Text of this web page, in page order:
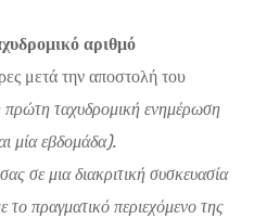
αριθμό
μετά την αποστολή του
πρώτη ταχυδρομική ενημέρωση
μία εβδομάδα).
σε μια διακριτική συσκευασία
το πραγματικό περιεχόμενο της